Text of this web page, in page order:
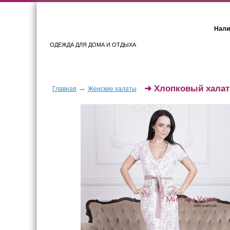
ОДЕЖДА ДЛЯ ДОМА И ОТДЫХА
Главная → Женские халаты ➜ Хлопковый